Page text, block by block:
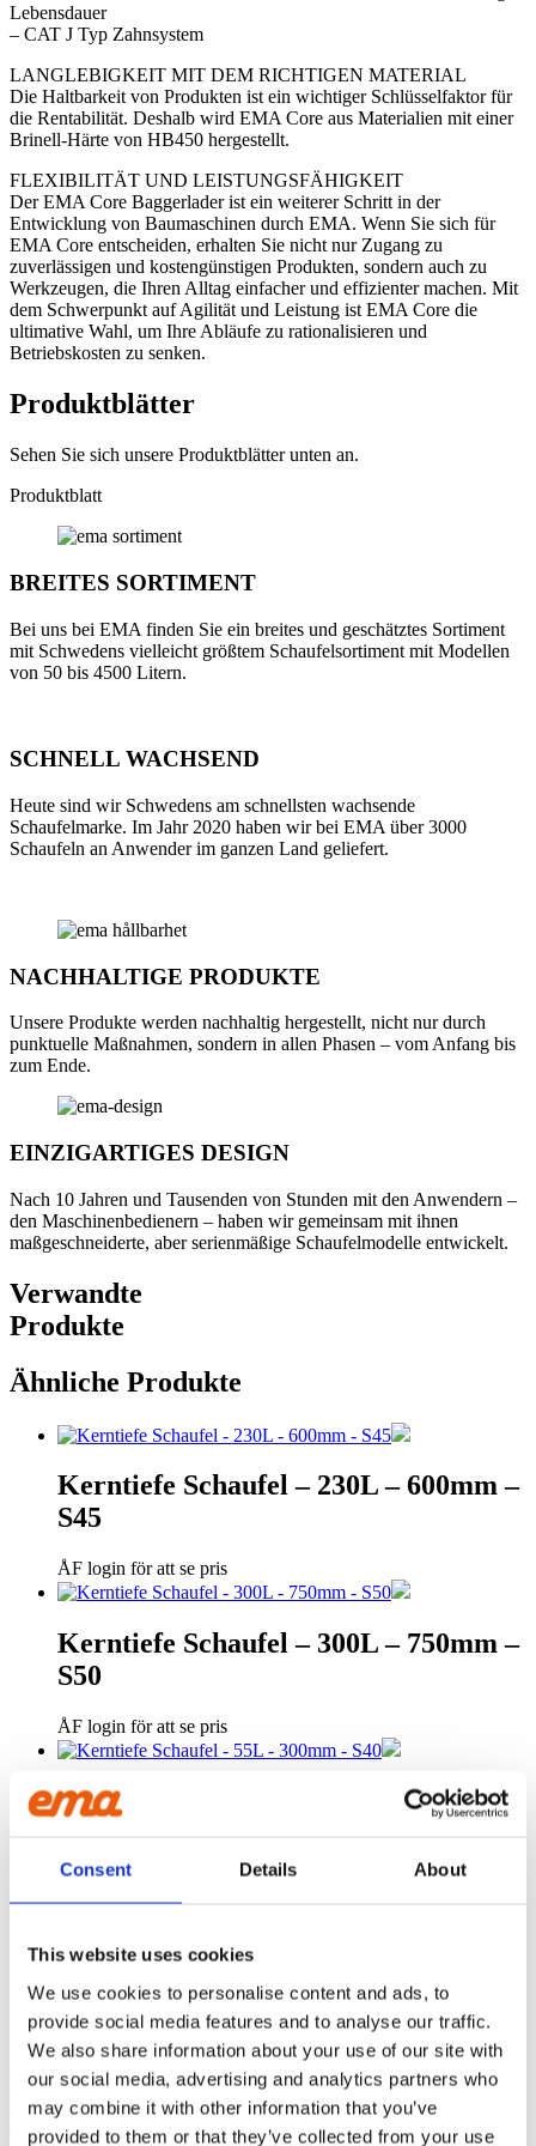
Consent Details About
This website uses cookies
We use cookies to personalise content and ads, to
provide social media features and to analyse our traffic.
We also share information about your use of our site with
our social media, advertising and analytics partners who
may combine it with other information that you’ve
provided to them or that they’ve collected from your use
Lebensdauer
– CAT J Typ Zahnsystem
LANGLEBIGKEIT MIT DEM RICHTIGEN MATERIAL
Die Haltbarkeit von Produkten ist ein wichtiger Schlüsselfaktor für
die Rentabilität. Deshalb wird EMA Core aus Materialien mit einer
Brinell-Härte von HB450 hergestellt.
FLEXIBILITÄT UND LEISTUNGSFÄHIGKEIT
Der EMA Core Baggerlader ist ein weiterer Schritt in der
Entwicklung von Baumaschinen durch EMA. Wenn Sie sich für
EMA Core entscheiden, erhalten Sie nicht nur Zugang zu
zuverlässigen und kostengünstigen Produkten, sondern auch zu
Werkzeugen, die Ihren Alltag einfacher und effizienter machen. Mit
dem Schwerpunkt auf Agilität und Leistung ist EMA Core die
ultimative Wahl, um Ihre Abläufe zu rationalisieren und
Betriebskosten zu senken.
Produktblätter
Sehen Sie sich unsere Produktblätter unten an.
Produktblatt
BREITES SORTIMENT
Bei uns bei EMA finden Sie ein breites und geschätztes Sortiment
mit Schwedens vielleicht größtem Schaufelsortiment mit Modellen
von 50 bis 4500 Litern.
SCHNELL WACHSEND
Heute sind wir Schwedens am schnellsten wachsende
Schaufelmarke. Im Jahr 2020 haben wir bei EMA über 3000
Schaufeln an Anwender im ganzen Land geliefert.
NACHHALTIGE PRODUKTE
Unsere Produkte werden nachhaltig hergestellt, nicht nur durch
punktuelle Maßnahmen, sondern in allen Phasen – vom Anfang bis
zum Ende.
EINZIGARTIGES DESIGN
Nach 10 Jahren und Tausenden von Stunden mit den Anwendern –
den Maschinenbedienern – haben wir gemeinsam mit ihnen
maßgeschneiderte, aber serienmäßige Schaufelmodelle entwickelt.
Verwandte
Produkte
Ähnliche Produkte
Kerntiefe Schaufel – 230L – 600mm –
S45
ÅF login för att se pris
Kerntiefe Schaufel – 300L – 750mm –
S50
ÅF login för att se pris
Kerntiefe Schaufel – 55L – 300mm –
Kerntiefe Schaufel – 75L – 300mm –
S40
ÅF login för att se pris
EMA INTERNATIONAL
Granhøjvej 8
8600 Silkeborg